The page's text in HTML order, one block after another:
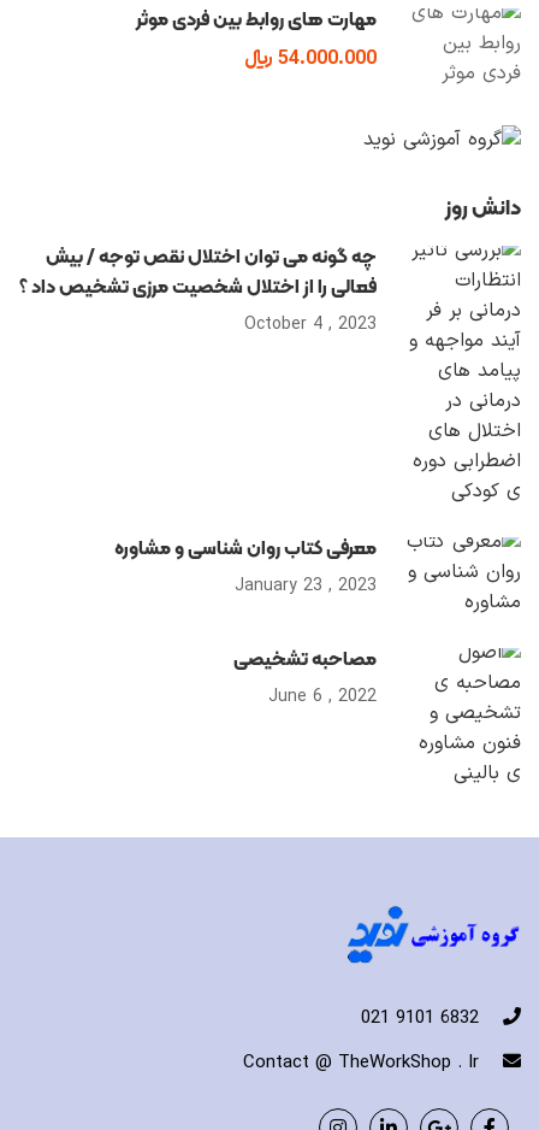
مهارت های روابط بین فردی موثر
54.000.000 ﷼
دانش روز
چه گونه می توان اختلال نقص توجه / بیش
فعالی را از اختلال شخصیت مرزی تشخیص داد ؟
2023 , October 4
معرفی کتاب روان شناسی و مشاوره
2023 , January 23
مصاحبه تشخیصی
2022 , June 6
6832 9101 021
Contact @ TheWorkShop . Ir